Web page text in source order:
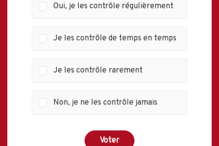
Oui, je les contrôle régulièrement
Je les contrôle de temps en temps
Je les contrôle rarement
Non, je ne les contrôle jamais
Voter